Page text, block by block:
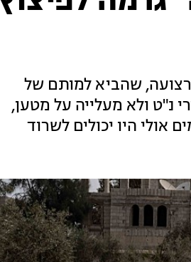
שהביא למותם של
נ"ט ולא מעלייה על מטען,
אולי היו יכולים לשרוד